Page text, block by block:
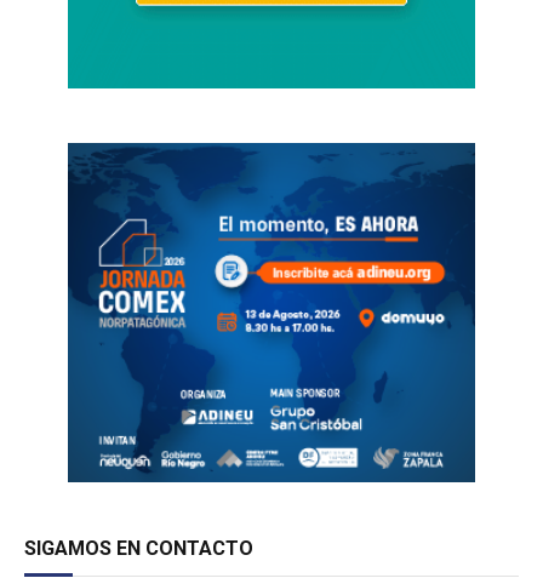
SIGAMOS EN CONTACTO